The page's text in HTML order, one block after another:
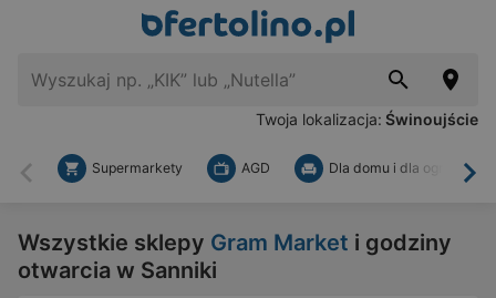
Twoja lokalizacja: Świnoujście
Wstecz
Supermarkety AGD Dla domu i dla ogrodu
Wszystkie sklepy Gram Market i godziny
otwarcia w Sanniki